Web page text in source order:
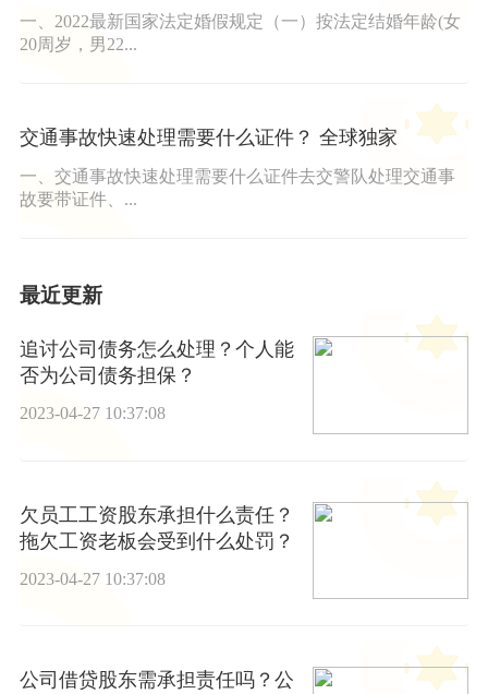
一、2022最新国家法定婚假规定（一）按法定结婚年龄(女
20周岁，男22...
交通事故快速处理需要什么证件？ 全球独家
一、交通事故快速处理需要什么证件去交警队处理交通事
故要带证件、...
最近更新
追讨公司债务怎么处理？个人能
否为公司债务担保？
2023-04-27 10:37:08
欠员工工资股东承担什么责任？
拖欠工资老板会受到什么处罚？
2023-04-27 10:37:08
公司借贷股东需承担责任吗？公